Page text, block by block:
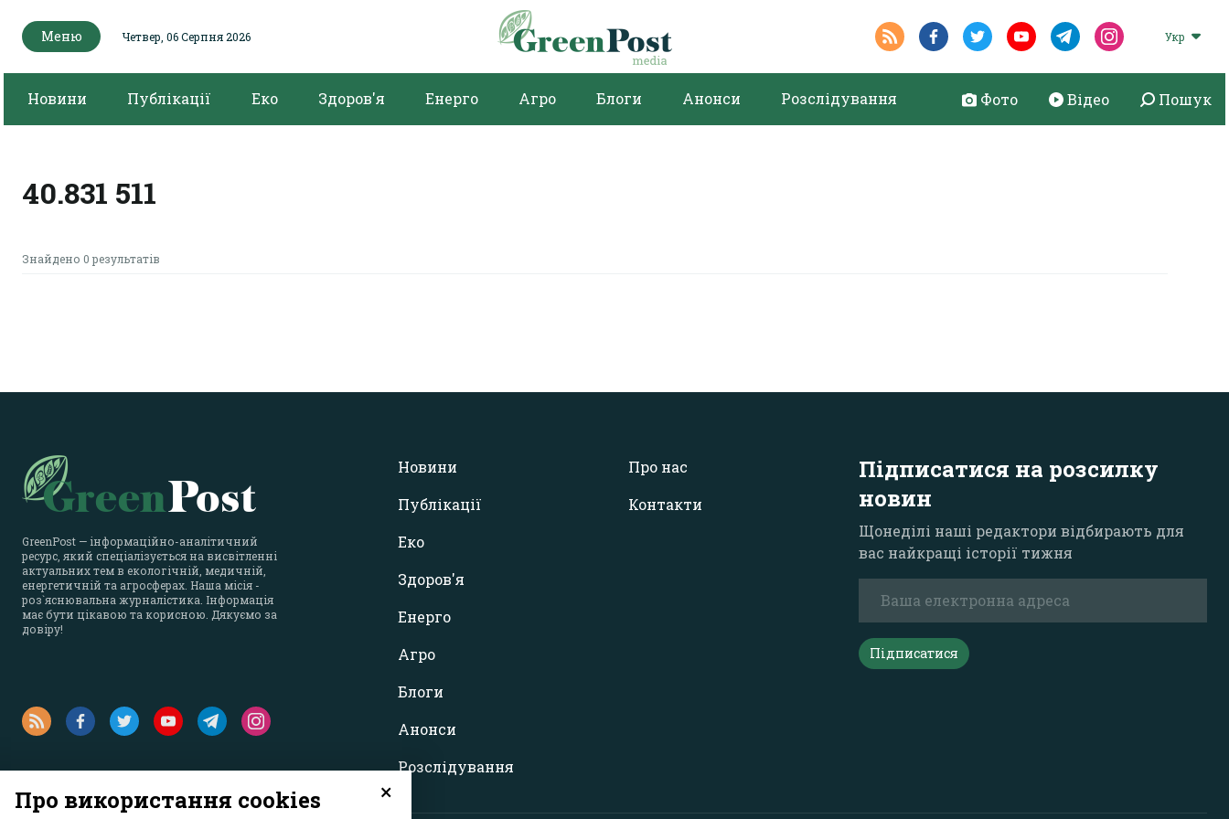
Меню Четвер, 06 Серпня 2026 Укр
Новини Публікації Еко Здоров'я Енерго Агро Блоги Анонси Розслідування Фото Відео Пошук
40.831 511
Знайдено 0 результатів
GreenPost — інформаційно-аналітичний
ресурс, який спеціалізується на висвітленні
актуальних тем в екологічній, медичній,
енергетичній та агросферах. Наша місія -
роз`яснювальна журналістика. Інформація
має бути цікавою та корисною. Дякуємо за
довіру!
Новини
Публікації
Еко
Здоров'я
Енерго
Агро
Блоги
Анонси
Розслідування
Про нас
Контакти
Підписатися на розсилку
новин
Щонеділі наші редактори відбирають для
вас найкращі історії тижня
Підписатися
×
Про використання cookies